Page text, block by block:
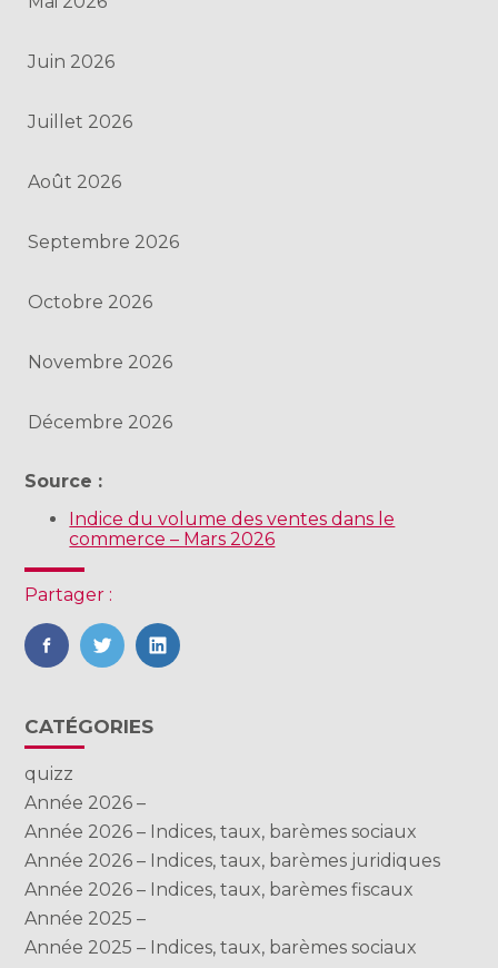
Juin 2026
Juillet 2026
Août 2026
Septembre 2026
Octobre 2026
Novembre 2026
Décembre 2026
Source :
Indice du volume des ventes dans le
commerce – Mars 2026
Partager :
FaceBook
TwitterLinkedIn
Blog
sidebar
CATÉGORIES
quizz
Année 2026 –
Année 2026 – Indices, taux, barèmes sociaux
Année 2026 – Indices, taux, barèmes juridiques
Année 2026 – Indices, taux, barèmes fiscaux
Année 2025 –
Année 2025 – Indices, taux, barèmes sociaux